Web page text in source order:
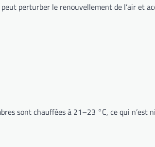
perturber le renouvellement de l’air et
sont chauffées à 21–23 °C, ce qui n’est